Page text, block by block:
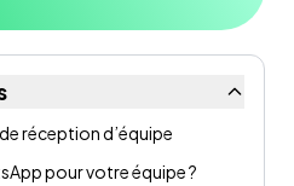
réception d’équipe
pour votre équipe ?